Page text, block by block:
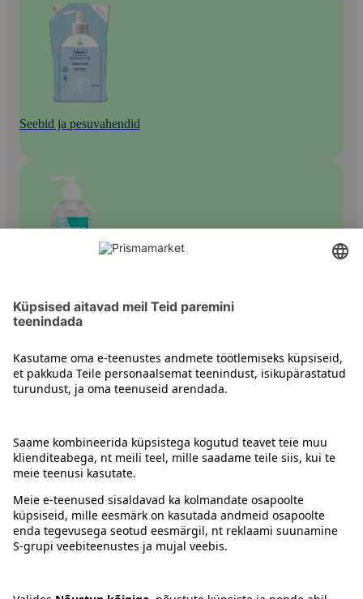
Seebid ja pesuvahendid
Kätedesod
Juhised
Tingimused